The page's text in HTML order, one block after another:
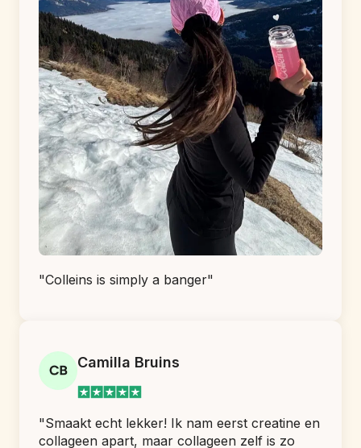
"Colleins is simply a banger"
Camilla Bruins
"Smaakt echt lekker! Ik nam eerst creatine en
collageen apart, maar collageen zelf is zo